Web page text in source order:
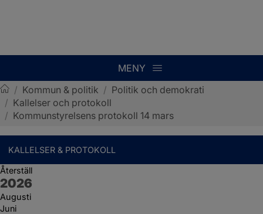
MENY
Sotenäs kommun
/ Kommun & politik / Politik och demokrati
/ Kallelser och protokoll
/ Kommunstyrelsens protokoll 14 mars
KALLELSER & PROTOKOLL
Återställ
År:
2026
Augusti
Juni